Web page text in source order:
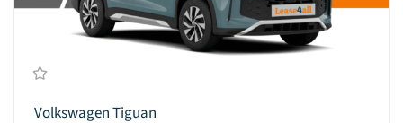
Volkswagen Tiguan